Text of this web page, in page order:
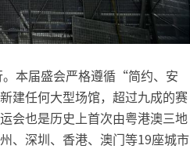
本届盛会严格遵循“简约、安
建任何大型场馆，超过九成的赛
会也是历史上首次由粤港澳三地
、深圳、香港、澳门等19座城市